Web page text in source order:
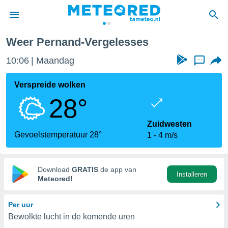
door
verstrekte
hoge
hebt de
voor
op basis
Weer Pernand-Vergelesses
10:06 Maandag ...
Verspreide wolken
28°
Gevoelstemperatuur 28°
Zuidwesten
1
4 m/s
Download GRATIS de app van
Meteored!
Installeren
Per uur
Bewolkte lucht in de komende uren